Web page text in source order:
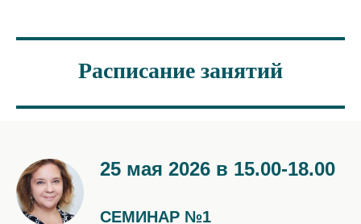
Расписание занятий
25 мая 2026 в 15.00-18.00
СЕМИНАР №1